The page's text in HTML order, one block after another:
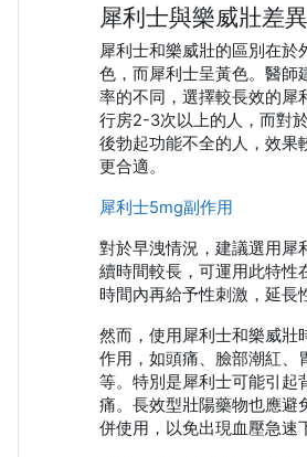
犀利士與樂威壯差異
犀利士和樂威壯的區別在於
色，而犀利士呈黃色。醫師
率的不同，選擇較長效的犀
行房2-3次以上的人，而對
後勃起功能不全的人，效果
更合適。
犀利士5mg副作用
對於早洩情況，建議選用犀
續時間較長，可運用此特性
時間內再給予性刺激，延長
然而，使用犀利士和樂威壯
作用，如頭痛、臉部潮紅、
等。特別是犀利士可能引起
痛。長效型壯陽藥物也應避
併使用，以免出現血壓急速